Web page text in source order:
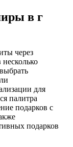
в г
через
для
палитра
подарков с
подарков